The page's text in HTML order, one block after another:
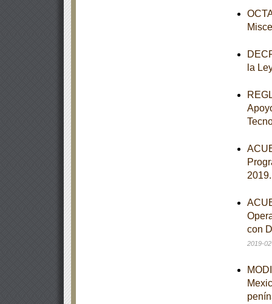
la
con
2019-